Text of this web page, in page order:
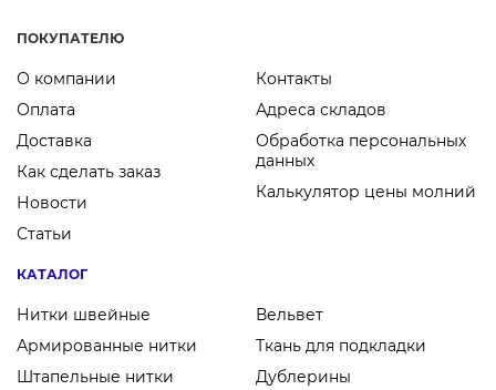
ПОКУПАТЕЛЮ
О компании
Оплата
Доставка
Как сделать заказ
Новости
Статьи
Контакты
Адреса складов
Обработка персональных
данных
Калькулятор цены молний
КАТАЛОГ
Нитки швейные
Армированные нитки
Штапельные нитки
Вельвет
Ткань для подкладки
Дублерины